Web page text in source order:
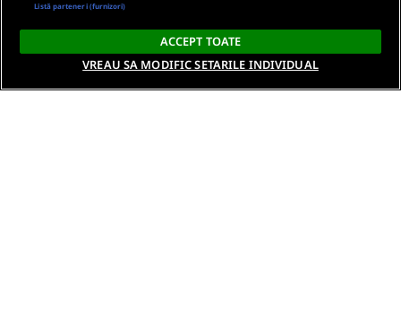
Listă parteneri (furnizori)
ACCEPT TOATE
VREAU SA MODIFIC SETARILE INDIVIDUAL